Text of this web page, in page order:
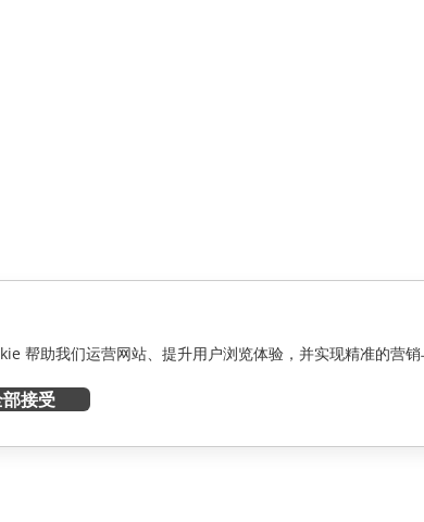
帮助我们运营网站、提升用户浏览体验，并实现精准的营
接受